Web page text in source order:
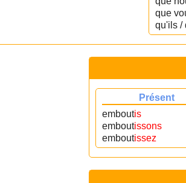
que
qu'ils /
Présent
emboutis
emboutissons
emboutissez